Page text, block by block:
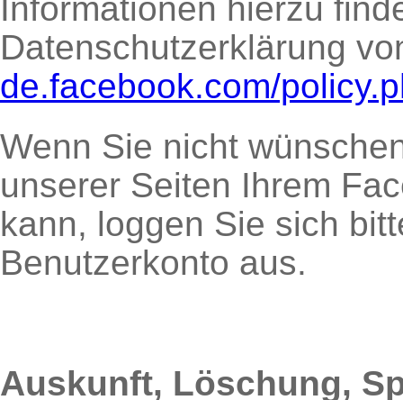
Informationen hierzu
Datenschutzerklärung
de.facebook.com/
Wenn Sie nicht
unserer Seiten Ihrem
kann, loggen Sie sich
Benutzerkonto aus.
Auskunft, Löschung,